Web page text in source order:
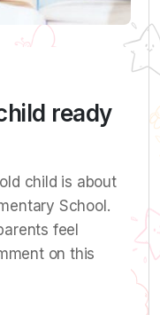
ready
child is about
School.
feel
on this